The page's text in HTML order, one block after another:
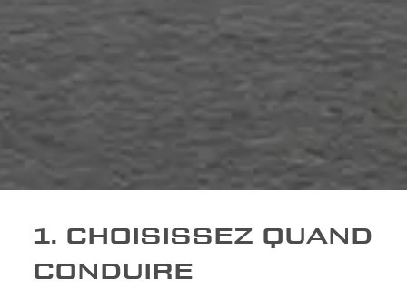
1. CHOISISSEZ QUAND
CONDUIRE